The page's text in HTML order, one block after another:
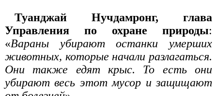
Туанджай Нучдамронг, глава
Управления по охране природы:
«Вараны убирают останки умерших
животных, которые начали разлагаться.
Они также едят крыс. То есть они
убирают весь этот мусор и защищают